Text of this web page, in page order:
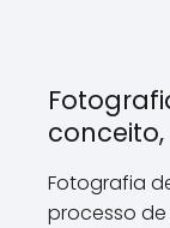
Fotografia
processo de